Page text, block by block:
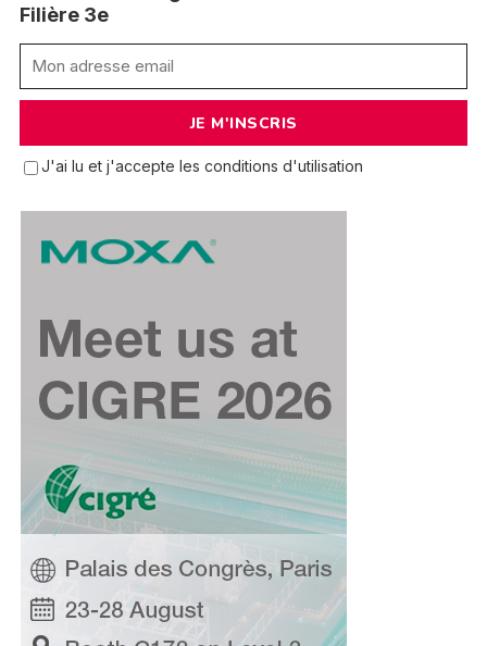
Filière 3e
J'ai lu et j'accepte les conditions d'utilisation